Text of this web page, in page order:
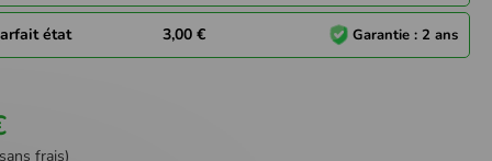
état 3,00 € Garantie : 2 ans
frais)